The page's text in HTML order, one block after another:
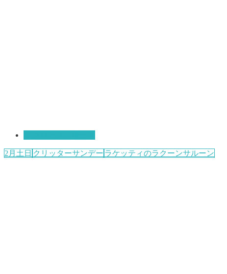
2月土日 クリッターサンデー ラケッティのラクーンサルーン